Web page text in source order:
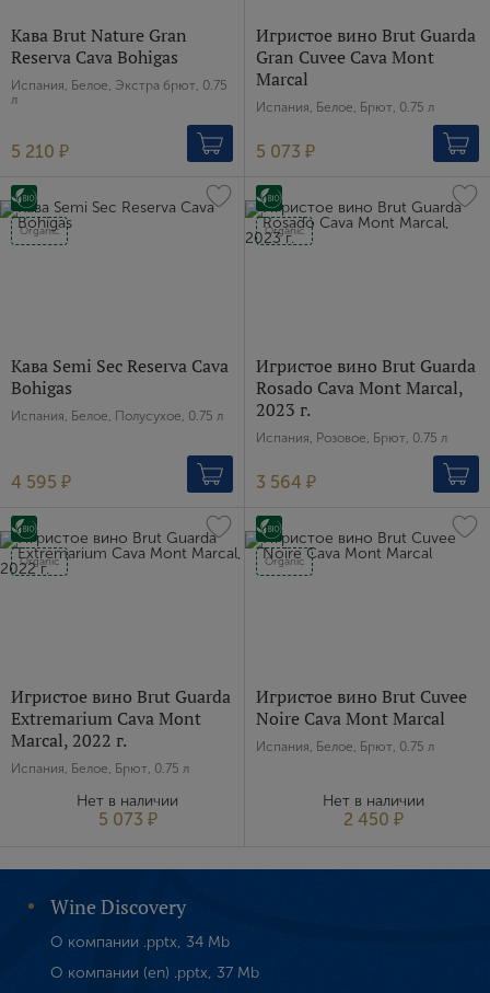
Кава Brut Nature Gran
Reserva Cava Bohigas
Испания, Белое, Экстра брют, 0.75
л
5 210 ₽
Игристое вино Brut Guarda
Gran Cuvee Cava Mont
Marcal
Испания, Белое, Брют, 0.75 л
5 073 ₽
Organic
Кава Semi Sec Reserva Cava
Bohigas
Испания, Белое, Полусухое, 0.75 л
4 595 ₽
Organic
Игристое вино Brut Guarda
Rosado Cava Mont Marcal,
2023 г.
Испания, Розовое, Брют, 0.75 л
3 564 ₽
Organic
Игристое вино Brut Guarda
Extremarium Cava Mont
Marcal, 2022 г.
Испания, Белое, Брют, 0.75 л
Нет в наличии
5 073 ₽
Organic
Игристое вино Brut Cuvee
Noire Cava Mont Marcal
Испания, Белое, Брют, 0.75 л
Нет в наличии
2 450 ₽
Wine Discovery
О компании .pptx, 34 Mb
О компании (en) .pptx, 37 Mb
Я хочу получать инфромацию об акциях и купоны со
скидкой